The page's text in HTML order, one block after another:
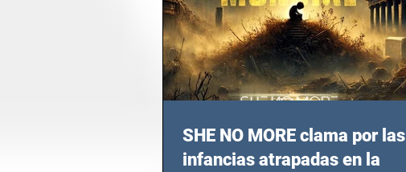
SHE NO MORE clama por las
infancias atrapadas en la